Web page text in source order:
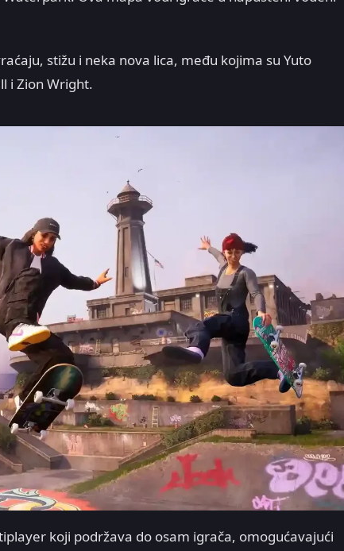
stižu i neka nova lica, među kojima su Yuto
i Zion Wright.
koji podržava do osam igrača, omogućavajući